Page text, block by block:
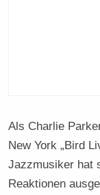
Als Charlie
New York „Bird
Jazzmusiker hat
Reaktionen